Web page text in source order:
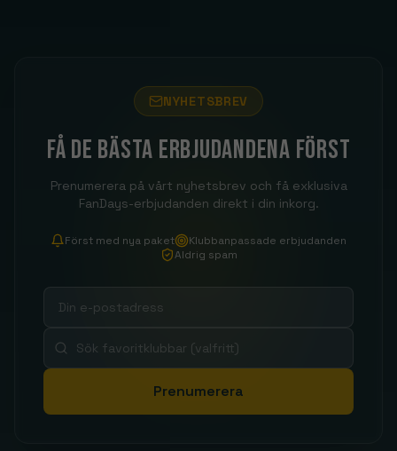
NYHETSBREV
Få de bästa erbjudandena först
Prenumerera på vårt nyhetsbrev och få exklusiva
FanDays-erbjudanden direkt i din inkorg.
Först med nya paket
Klubbanpassade erbjudanden
Aldrig spam
Prenumerera